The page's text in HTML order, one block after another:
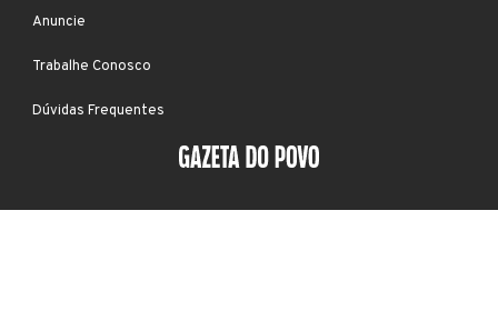
Anuncie
Trabalhe Conosco
Dúvidas Frequentes